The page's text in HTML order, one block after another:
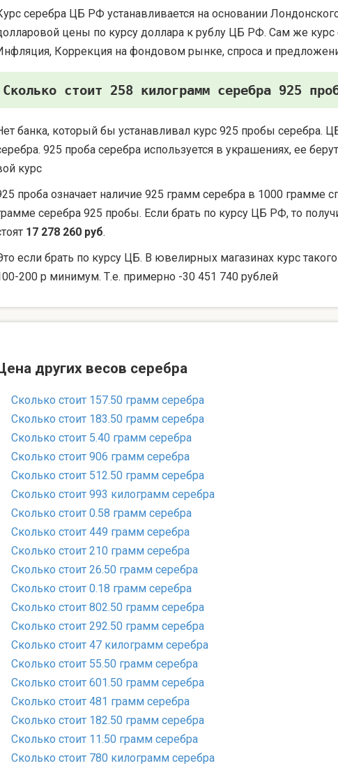
серебра ЦБ РФ устанавливается на основании
цены по курсу доллара к рублу ЦБ РФ. Сам же курс
Коррекция на фондовом рынке, спроса и
Сколько стоит 258 килограмм серебра 925
банка, который бы устанавливал курс 925 пробы серебра.
925 проба серебра используется в украшениях, ее
курс
проба означает наличие 925 грамм серебра в 1000 грамме
серебра 925 пробы. Если брать по курсу ЦБ РФ, то
17 278 260 руб.
если брать по курсу ЦБ. В ювелирных магазинах курс
200 р минимум. Т.е. примерно -30 451 740 рублей
других весов серебра
Сколько стоит 157.50 грамм серебра
Сколько стоит 183.50 грамм серебра
Сколько стоит 5.40 грамм серебра
Сколько стоит 906 грамм серебра
Сколько стоит 512.50 грамм серебра
Сколько стоит 993 килограмм серебра
Сколько стоит 0.58 грамм серебра
Сколько стоит 449 грамм серебра
Сколько стоит 210 грамм серебра
Сколько стоит 26.50 грамм серебра
Сколько стоит 0.18 грамм серебра
Сколько стоит 802.50 грамм серебра
Сколько стоит 292.50 грамм серебра
Сколько стоит 47 килограмм серебра
Сколько стоит 55.50 грамм серебра
Сколько стоит 601.50 грамм серебра
Сколько стоит 481 грамм серебра
Сколько стоит 182.50 грамм серебра
Сколько стоит 11.50 грамм серебра
Сколько стоит 780 килограмм серебра